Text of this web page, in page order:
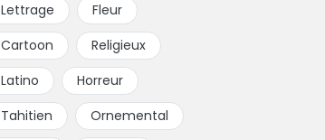
Lettrage
Fleur
Cartoon
Religieux
Latino
Horreur
Tahitien
Ornemental